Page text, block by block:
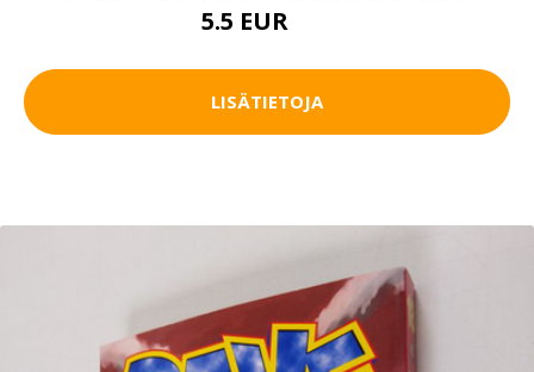
5.5 EUR
LISÄTIETOJA